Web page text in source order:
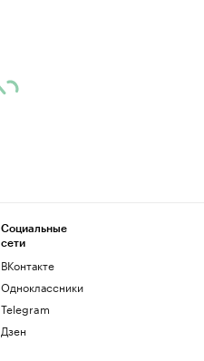
Социальные
сети
ВКонтакте
Одноклассники
Telegram
Дзен